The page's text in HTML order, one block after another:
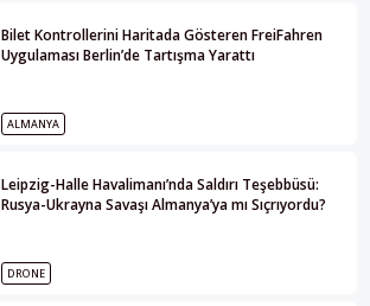
Bilet Kontrollerini Haritada Gösteren FreiFahren
Uygulaması Berlin’de Tartışma Yarattı
ALMANYA
Leipzig-Halle Havalimanı’nda Saldırı Teşebbüsü:
Rusya-Ukrayna Savaşı Almanya’ya mı Sıçrıyordu?
DRONE